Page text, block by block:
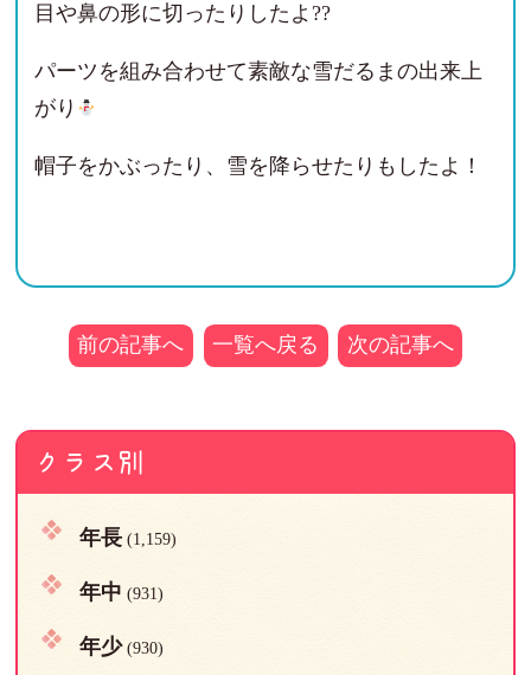
目や鼻の形に切ったりしたよ??
パーツを組み合わせて素敵な雪だるまの出来上
がり
帽子をかぶったり、雪を降らせたりもしたよ！
前の記事へ 一覧へ戻る 次の記事へ
クラス別
年長(1,159)
年中 (931)
年少(930)